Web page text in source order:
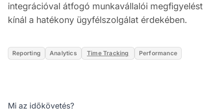
integrációval átfogó munkavállalói megfigyelést
kínál a hatékony ügyfélszolgálat érdekében.
Reporting Analytics Time Tracking Performance
Mi az időkövetés?